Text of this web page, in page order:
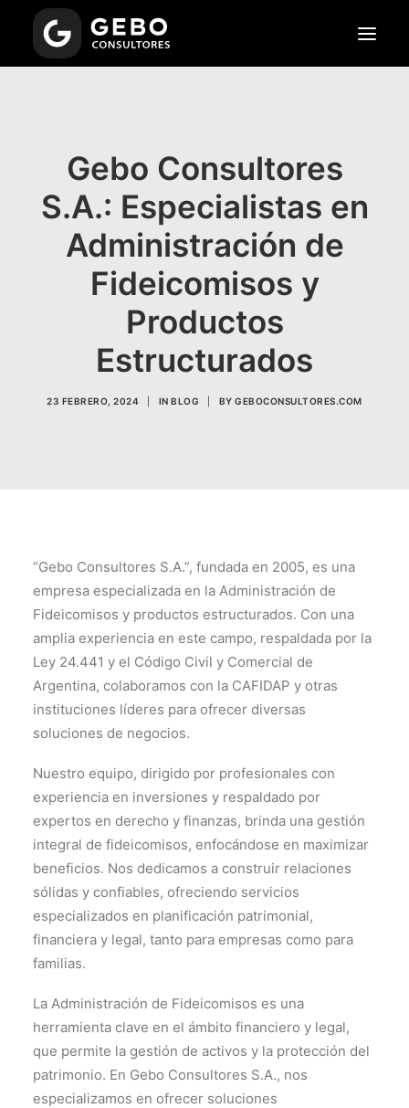
TIPOS DE FIDEICOMISOS
FAQS
CONTRATAR SERVICIOS
Gebo Consultores
S.A.: Especialistas en
Administración de
Fideicomisos y
Productos
Estructurados
23 FEBRERO, 2024 INBLOG BYGEBOCONSULTORES.COM
“Gebo Consultores S.A.”, fundada en 2005, es una
empresa especializada en la Administración de
Fideicomisos y productos estructurados. Con una
amplia experiencia en este campo, respaldada por la
Ley 24.441 y el Código Civil y Comercial de
Argentina, colaboramos con la CAFIDAP y otras
instituciones líderes para ofrecer diversas
soluciones de negocios.
Nuestro equipo, dirigido por profesionales con
experiencia en inversiones y respaldado por
expertos en derecho y finanzas, brinda una gestión
integral de fideicomisos, enfocándose en maximizar
beneficios. Nos dedicamos a construir relaciones
sólidas y confiables, ofreciendo servicios
especializados en planificación patrimonial,
financiera y legal, tanto para empresas como para
familias.
La Administración de Fideicomisos es una
herramienta clave en el ámbito financiero y legal,
que permite la gestión de activos y la protección del
patrimonio. En Gebo Consultores S.A., nos
especializamos en ofrecer soluciones